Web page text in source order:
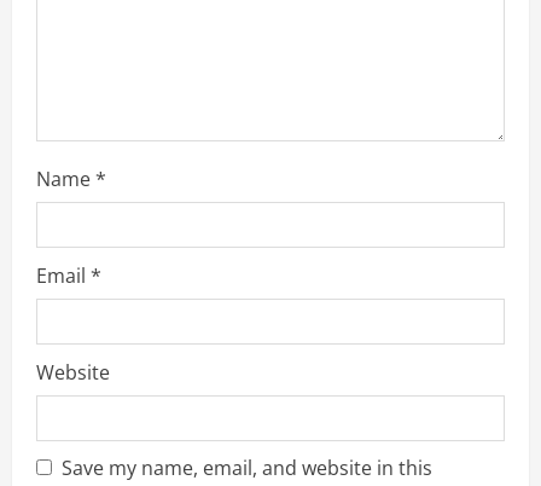
Name*
Email *
Website
Save my name, email, and website in this